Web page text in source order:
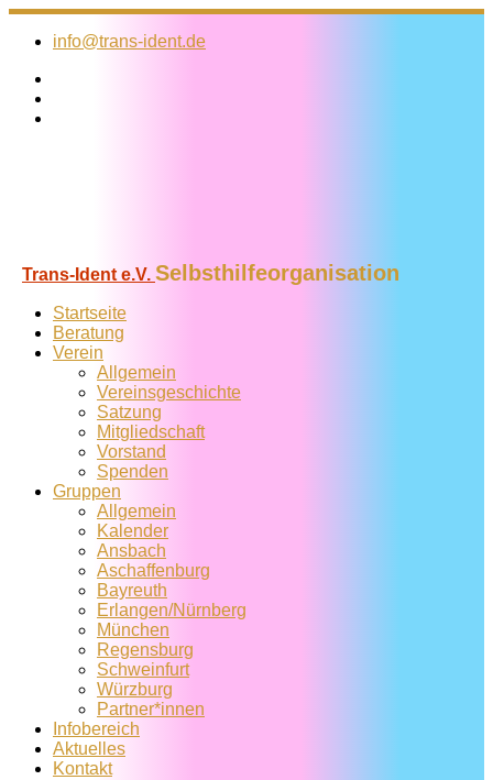
Zum
Inhalt
info@trans-ident.de
Trans-Ident e.V. Selbsthilfeorganisation
Startseite
Beratung
Verein
Allgemein
Vereins­geschichte
Satzung
Mitglied­schaft
Vorstand
Spenden
Gruppen
Allgemein
Kalender
Ansbach
Aschaffenburg
Bayreuth
Erlangen/Nürnberg
München
Regensburg
Schweinfurt
Würzburg
Partner*innen
Infobereich
Aktuelles
Kontakt